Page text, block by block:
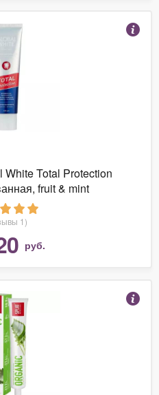
White Total Protection
fruit & mint
1)
руб.